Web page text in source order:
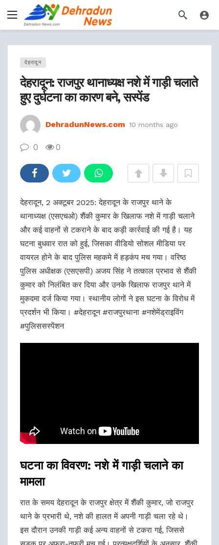
देहरादून
देहरादून: राजपुर थानाध्यक्ष नशे में गाड़ी चलाते
हुए दुर्घटना का कारण बने, सस्पेंड
DehradunNews.com 10 months ago
0 0
देहरादून, 2 अक्टूबर 2025: देहरादून के राजपुर थाने के
थानाध्यक्ष (एसएचओ) शैंकी कुमार के खिलाफ नशे में गाड़ी चलाने
और कई वाहनों से टकराने के बाद कड़ी कार्रवाई की गई है। यह
घटना बुधवार रात को हुई, जिसका वीडियो सोशल मीडिया पर
वायरल होने के बाद पुलिस महकमे में हड़कंप मच गया। वरिष्ठ
पुलिस अधीक्षक (एसएसपी) अजय सिंह ने तत्काल प्रभाव से शैंकी
कुमार को निलंबित कर दिया और उनके खिलाफ राजपुर थाने में
मुकदमा दर्ज किया गया। स्थानीय लोगों ने इस घटना के विरोध में
प्रदर्शन भी किया। #देहरादून #राजपुरथाना #नशेमेंड्राइविंग
#पुलिससस्पेंशन
घटना का विवरण: नशे में गाड़ी चलाने का
मामला
रात के समय देहरादून के राजपुर क्षेत्र में शैंकी कुमार, जो राजपुर
थाने के प्रभारी थे, नशे की हालत में अपनी गाड़ी चला रहे थे।
इस दौरान उनकी गाड़ी कई अन्य वाहनों से टकरा गई, जिससे